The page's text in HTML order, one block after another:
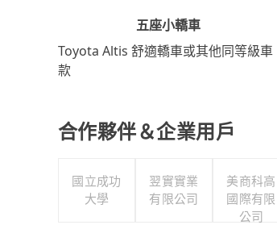
五座小轎車
Toyota Altis 舒適轎車或其他同等級車
款
合作夥伴＆企業用戶
國立成功
大學
翌實實業
有限公司
美商科高
國際有限
公司